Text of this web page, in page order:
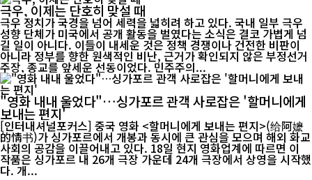
극우, 이제는 단호히 맞설 때
극우 정치가 국경을 넘어 세력을 넓히려 하고 있다. 국내 일부 극우
성향 단체가 미국에서 공개 활동을 벌였다는 소식은 결코 가볍게 넘
길 일이 아니다. 이들이 내세운 것은 정책 경쟁이나 건전한 비판이
아니라 정부를 향한 원색적인 비난, 근거가 확인되지 않은 부정선거
주장, 종교를 앞세운 선동이었다. 민주주의...
"영화 내내 울었다"…싱가포르 관객 사로잡은 '할머니에게
보내는 편지'
[인터내셔널포커스] 중국 영화 <할머니에게 보내는 편지>(给阿嬷
的情书)가 싱가포르에서 개봉과 동시에 큰 관심을 모으며 해외 화교
사회의 공감을 이끌어내고 있다. 18일 현지 영화업계에 따르면 이
작품은 싱가포르 내 26개 극장 가운데 24개 극장에서 상영을 시작했
다. 개...